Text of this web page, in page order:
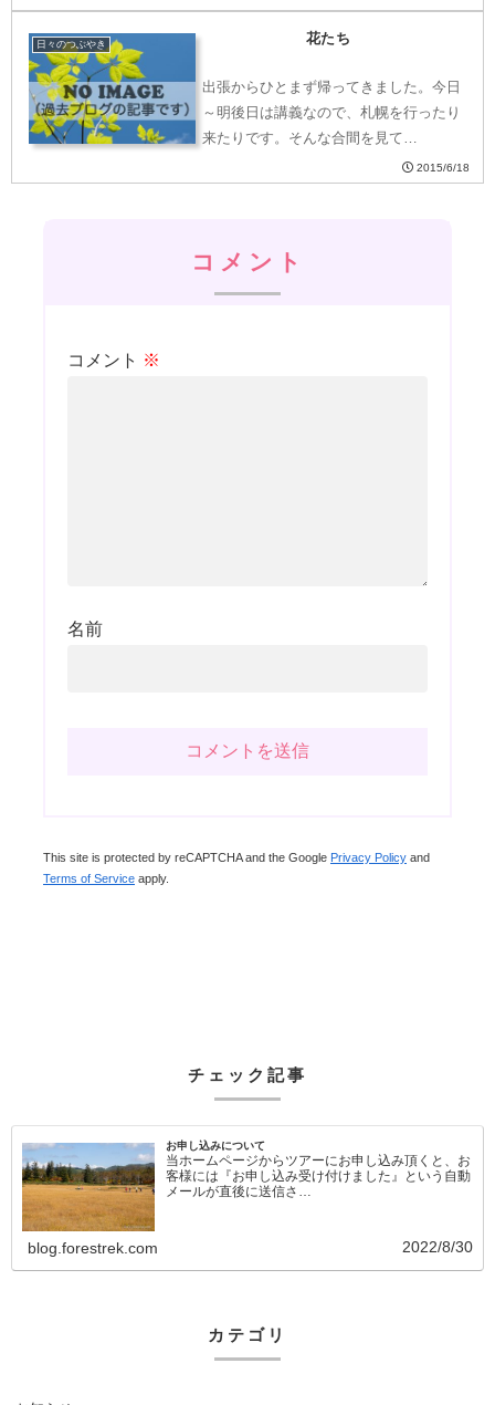
日々のつぶやき 花たち
出張からひとまず帰ってきました。今日
～明後日は講義なので、札幌を行ったり
来たりです。そんな合間を見て…
2015/6/18
コメント
コメント ※
名前
This site is protected by reCAPTCHA and the Google Privacy Policy and
Terms of Service apply.
チェック記事
お申し込みについて
当ホームページからツアーにお申し込み頂くと、お
客様には『お申し込み受け付けました』という自動
メールが直後に送信さ…
blog.forestrek.com 2022/8/30
カテゴリ